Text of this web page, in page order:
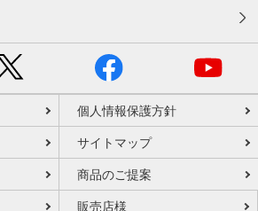
個人情報保護方針
サイトマップ
商品のご提案
販売店様